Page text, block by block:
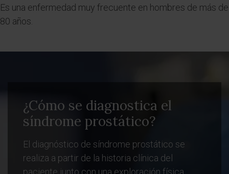
Es una enfermedad muy frecuente en hombres de más de
80 años.
¿Cómo se diagnostica el
síndrome prostático?
El diagnóstico de síndrome prostático se
realiza a partir de la historia clínica del
paciente junto con una exploración física